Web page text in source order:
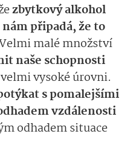
zbytkový alkohol
připadá, že to
malé množství
naše schopnosti
vysoké úrovni.
s pomalejšími
vzdálenosti
odhadem situace